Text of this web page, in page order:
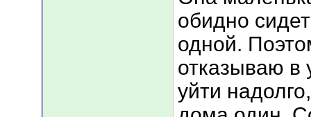
обидно
одной.
отказываю в
уйти